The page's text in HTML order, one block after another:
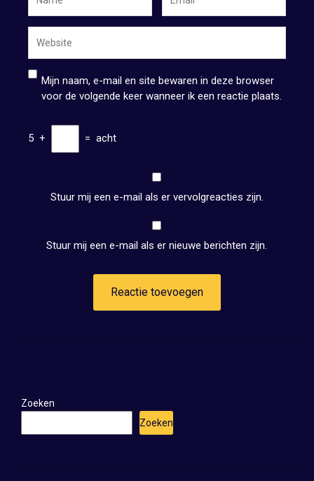
Mijn naam, e-mail en site bewaren in deze browser
voor de volgende keer wanneer ik een reactie plaats.
5 + = acht
Stuur mij een e-mail als er vervolgreacties zijn.
Stuur mij een e-mail als er nieuwe berichten zijn.
Zoeken
Zoeken